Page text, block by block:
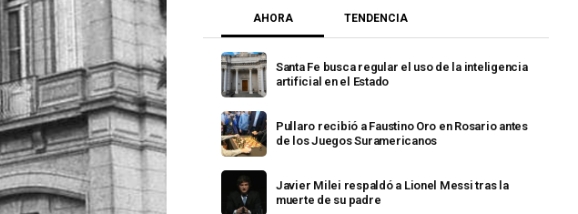
AHORA TENDENCIA
Santa Fe busca regular el uso de la inteligencia
artificial en el Estado
Pullaro recibió a Faustino Oro en Rosario antes
de los Juegos Suramericanos
Javier Milei respaldó a Lionel Messi tras la
muerte de su padre